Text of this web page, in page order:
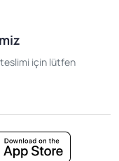
teslimi için lütfen